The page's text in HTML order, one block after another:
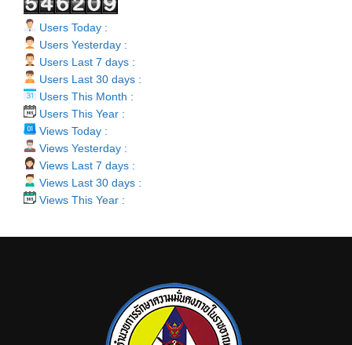
Users Today :
Users Yesterday :
Users Last 7 days :
Users Last 30 days :
Users This Month :
Users This Year :
Views Today :
Views Yesterday :
Views Last 7 days :
Views Last 30 days :
Views This Year :